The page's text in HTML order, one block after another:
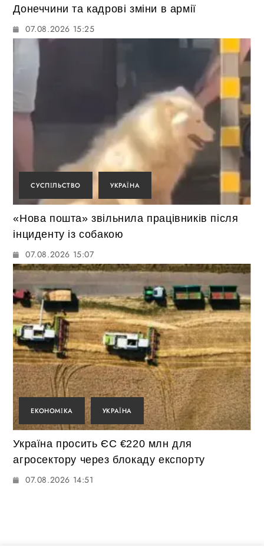
Донеччини та кадрові зміни в армії
07.08.2026 15:25
СУСПІЛЬСТВО УКРАЇНА
«Нова пошта» звільнила працівників після
інциденту із собакою
07.08.2026 15:07
ЕКОНОМІКА УКРАЇНА
Україна просить ЄС €220 млн для
агросектору через блокаду експорту
07.08.2026 14:51